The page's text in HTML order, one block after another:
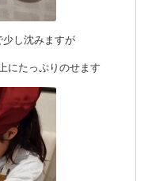
し沈みますが
にたっぷりのせます